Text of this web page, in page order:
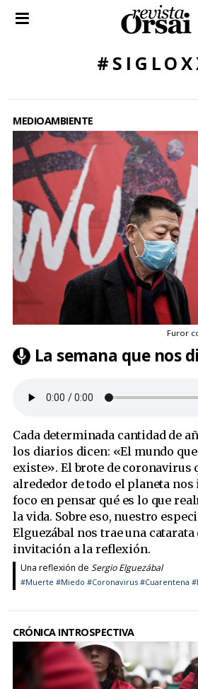
MEDIOAMBIENTE
Furor
La semana que nos
Cada determinada cantidad de
los diarios dicen: «El mundo
existe». El brote de coronavirus
alrededor de todo el planeta
foco en pensar qué es lo que
la vida. Sobre eso, nuestro
Elguezábal nos trae una
invitación a la reflexión.
Una reflexión de Sergio Elguezábal
#Muerte #Miedo #Coronavirus #Cuarentena
CRÓNICA INTROSPECTIVA